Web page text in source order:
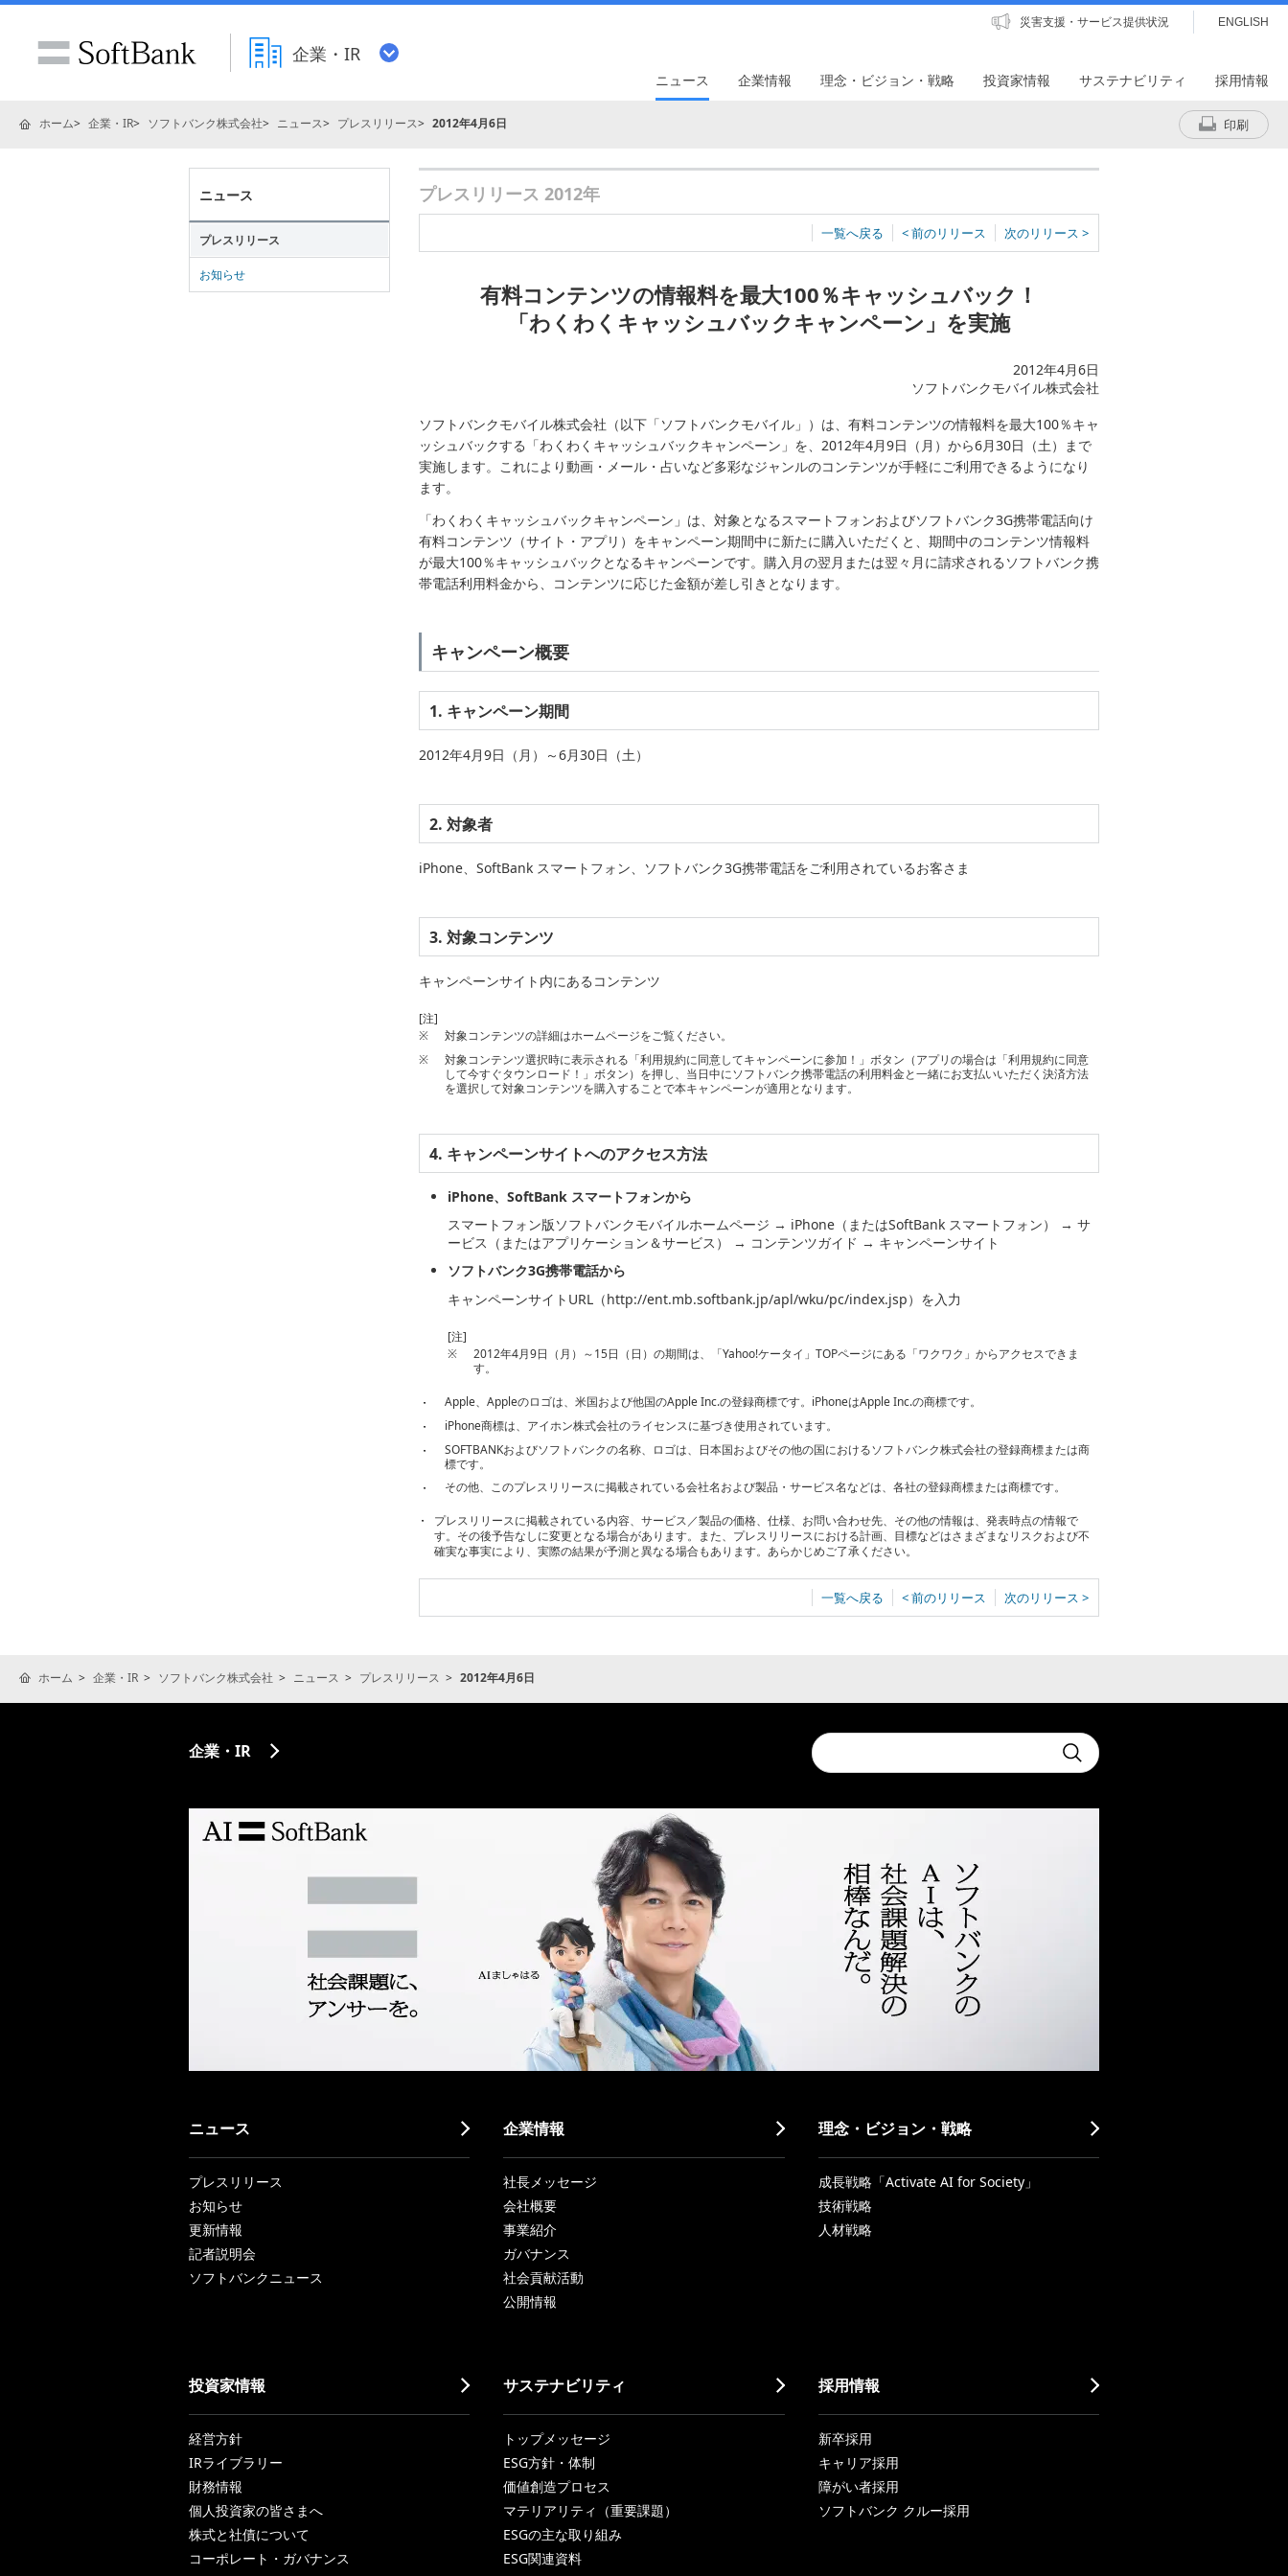
企業・IR
災害支援・サービス提供状況 ENGLISH
ニュース 企業情報 理念・ビジョン・戦略 投資家情報 サステナビリティ 採用情報
ホーム 企業・IR ソフトバンク株式会社 ニュース プレスリリース 2012年4月6日 印刷
プレスリリース 2012年
一覧へ戻る < 前のリリース 次のリリース >
有料コンテンツの情報料を最大100％キャッシュバック！
「わくわくキャッシュバックキャンペーン」を実施
2012年4月6日
ソフトバンクモバイル株式会社
ソフトバンクモバイル株式会社（以下「ソフトバンクモバイル」）は、有料コンテンツの情報料を最大100％キャ
ッシュバックする「わくわくキャッシュバックキャンペーン」を、2012年4月9日（月）から6月30日（土）まで
実施します。これにより動画・メール・占いなど多彩なジャンルのコンテンツが手軽にご利用できるようになり
ます。
「わくわくキャッシュバックキャンペーン」は、対象となるスマートフォンおよびソフトバンク3G携帯電話向け
有料コンテンツ（サイト・アプリ）をキャンペーン期間中に新たに購入いただくと、期間中のコンテンツ情報料
が最大100％キャッシュバックとなるキャンペーンです。購入月の翌月または翌々月に請求されるソフトバンク携
帯電話利用料金から、コンテンツに応じた金額が差し引きとなります。
キャンペーン概要
1. キャンペーン期間
2012年4月9日（月）～6月30日（土）
2. 対象者
iPhone、SoftBank スマートフォン、ソフトバンク3G携帯電話をご利用されているお客さま
3. 対象コンテンツ
キャンペーンサイト内にあるコンテンツ
[注]
※
対象コンテンツの詳細はホームページをご覧ください。
※
対象コンテンツ選択時に表示される「利用規約に同意してキャンペーンに参加！」ボタン（アプリの場合は「利用規約に同意
して今すぐタウンロード！」ボタン）を押し、当日中にソフトバンク携帯電話の利用料金と一緒にお支払いいただく決済方法
を選択して対象コンテンツを購入することで本キャンペーンが適用となります。
4. キャンペーンサイトへのアクセス方法
iPhone、SoftBank スマートフォンから
スマートフォン版ソフトバンクモバイルホームページ → iPhone（またはSoftBank スマートフォン） → サ
ービス（またはアプリケーション＆サービス） → コンテンツガイド → キャンペーンサイト
ソフトバンク3G携帯電話から
キャンペーンサイトURL（http://ent.mb.softbank.jp/apl/wku/pc/index.jsp）を入力
[注]
※
2012年4月9日（月）～15日（日）の期間は、「Yahoo!ケータイ」TOPページにある「ワクワク」からアクセスできま
す。
Apple、Appleのロゴは、米国および他国のApple Inc.の登録商標です。iPhoneはApple Inc.の商標です。
iPhone商標は、アイホン株式会社のライセンスに基づき使用されています。
SOFTBANKおよびソフトバンクの名称、ロゴは、日本国およびその他の国におけるソフトバンク株式会社の登録商標または商
標です。
その他、このプレスリリースに掲載されている会社名および製品・サービス名などは、各社の登録商標または商標です。
プレスリリースに掲載されている内容、サービス／製品の価格、仕様、お問い合わせ先、その他の情報は、発表時点の情報で
す。その後予告なしに変更となる場合があります。また、プレスリリースにおける計画、目標などはさまざまなリスクおよび不
確実な事実により、実際の結果が予測と異なる場合もあります。あらかじめご了承ください。
一覧へ戻る < 前のリリース 次のリリース >
ニュース
プレスリリース
お知らせ
ホーム 企業・IR ソフトバンク株式会社 ニュース プレスリリース 2012年4月6日
Conduct
a
search
Submit
企業・IR
ニュース
プレスリリース
お知らせ
更新情報
記者説明会
ソフトバンクニュース
企業情報
社長メッセージ
会社概要
事業紹介
ガバナンス
社会貢献活動
公開情報
理念・ビジョン・戦略
成長戦略「Activate AI for Society」
技術戦略
人材戦略
投資家情報
経営方針
IRライブラリー
財務情報
個人投資家の皆さまへ
株式と社債について
コーポレート・ガバナンス
サステナビリティ
トップメッセージ
ESG方針・体制
価値創造プロセス
マテリアリティ（重要課題）
ESGの主な取り組み
ESG関連資料
採用情報
新卒採用
キャリア採用
障がい者採用
ソフトバンク クルー採用